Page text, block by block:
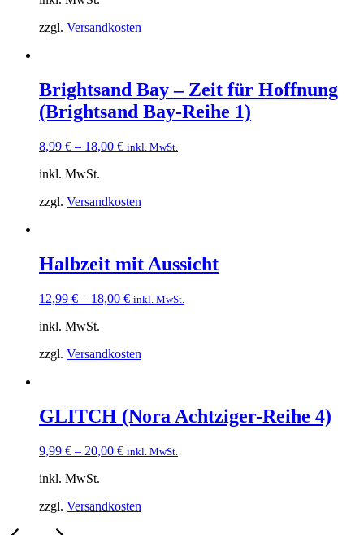
zzgl. Versandkosten
Brightsand Bay – Zeit für Hoffnung
(Brightsand Bay-Reihe 1)
8,99 € – 18,00 € inkl. MwSt.
inkl. MwSt.
zzgl. Versandkosten
Halbzeit mit Aussicht
12,99 € – 18,00 € inkl. MwSt.
inkl. MwSt.
zzgl. Versandkosten
GLITCH (Nora Achtziger-Reihe 4)
9,99 € – 20,00 € inkl. MwSt.
inkl. MwSt.
zzgl. Versandkosten